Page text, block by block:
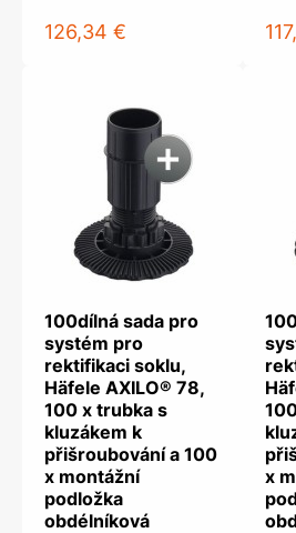
126,34 €
100dílná sada pro
systém pro
rektifikaci soklu,
Häfele AXILO® 78,
100 x trubka s
kluzákem k
přišroubování a 100
x montážní
podložka
obdélníková
x